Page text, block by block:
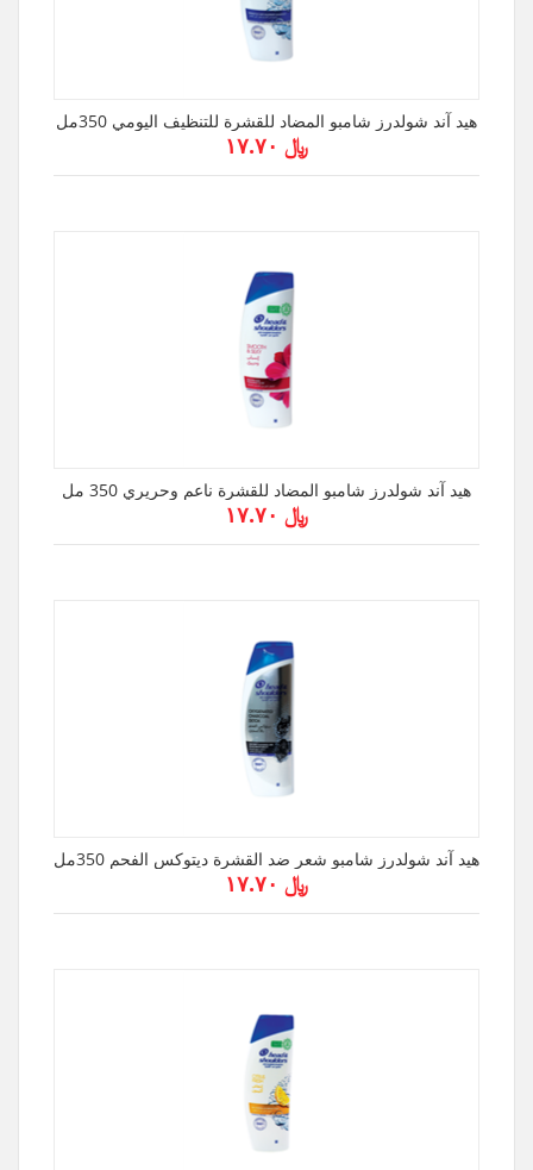
هيد آند شولدرز شامبو المضاد للقشرة للتنظيف اليومي 350مل
﷼ ۱۷.۷۰
هيد آند شولدرز شامبو المضاد للقشرة ناعم وحريري 350 مل
﷼ ۱۷.۷۰
هيد آند شولدرز شامبو شعر ضد القشرة ديتوكس الفحم 350مل
﷼ ۱۷.۷۰